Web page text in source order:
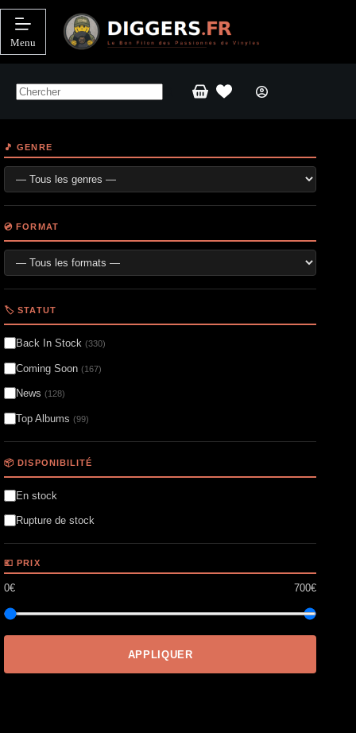
Passer
contenu
Menu
Panier
🎵 GENRE
💿 FORMAT
🏷️ STATUT
Back In Stock (330)
Coming Soon (167)
News (128)
Top Albums (99)
📦 DISPONIBILITÉ
En stock
Rupture de stock
💶 PRIX
0€ 700€
APPLIQUER